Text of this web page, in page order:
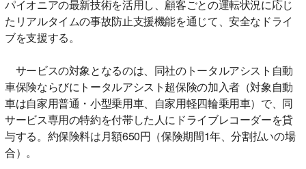
パイオニアの最新技術を活用し、顧客ごとの運転状況に応じ
たリアルタイムの事故防止支援機能を通じて、安全なドライ
ブを支援する。
サービスの対象となるのは、同社のトータルアシスト自動
車保険ならびにトータルアシスト超保険の加入者（対象自動
車は自家用普通・小型乗用車、自家用軽四輪乗用車）で、同
サービス専用の特約を付帯した人にドライブレコーダーを貸
与する。約保険料は月額650円（保険期間1年、分割払いの場
合）。